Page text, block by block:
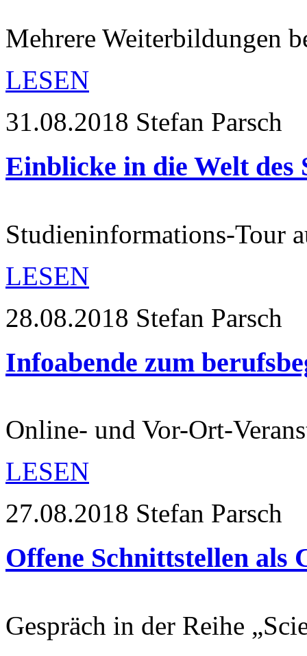
Mehrere Weiterbildungen
LESEN
31.08.2018 Stefan Parsch
Einblicke in die Welt des
Studieninformations-Tour
LESEN
28.08.2018 Stefan Parsch
Infoabende zum
Online- und Vor-Ort-
LESEN
27.08.2018 Stefan Parsch
Offene Schnittstellen als
Gespräch in der Reihe